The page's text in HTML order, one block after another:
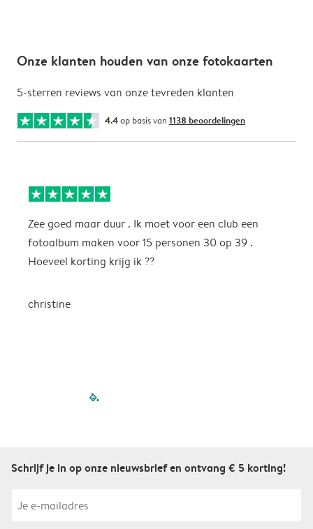
Onze klanten houden van onze fotokaarten
5-sterren reviews van onze tevreden klanten
4.4op basis van 1138 beoordelingen
Zee goed maar duur . Ik moet voor een club een
fotoalbum maken voor 15 personen 30 op 39 .
Hoeveel korting krijg ik ??
christine
filled-pagination
Schrijf je in op onze nieuwsbrief en ontvang € 5 korting!